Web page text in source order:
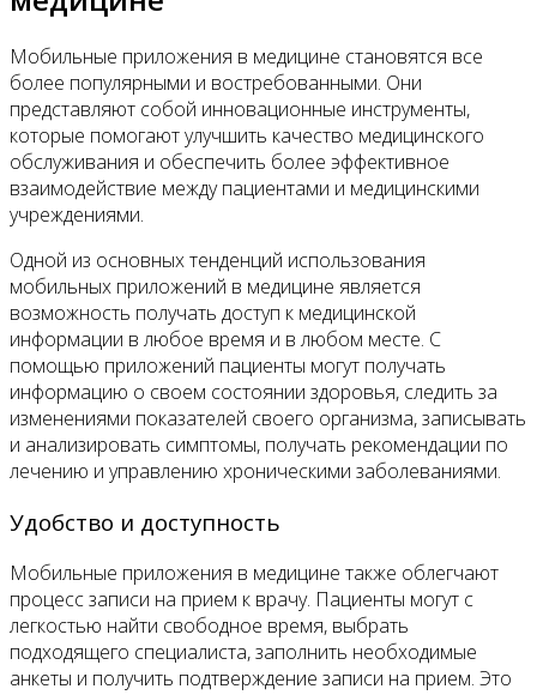
Мобильные приложения в медицине становятся все
более популярными и востребованными. Они
представляют собой инновационные инструменты,
которые помогают улучшить качество медицинского
обслуживания и обеспечить более эффективное
взаимодействие между пациентами и медицинскими
учреждениями.
Одной из основных тенденций использования
мобильных приложений в медицине является
возможность получать доступ к медицинской
информации в любое время и в любом месте. С
помощью приложений пациенты могут получать
информацию о своем состоянии здоровья, следить за
изменениями показателей своего организма, записывать
и анализировать симптомы, получать рекомендации по
лечению и управлению хроническими заболеваниями.
Удобство и доступность
Мобильные приложения в медицине также облегчают
процесс записи на прием к врачу. Пациенты могут с
легкостью найти свободное время, выбрать
подходящего специалиста, заполнить необходимые
анкеты и получить подтверждение записи на прием. Это